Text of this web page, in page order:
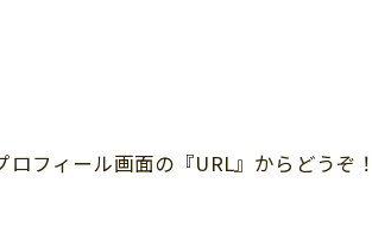
フィール画面の『URL』からどうぞ！